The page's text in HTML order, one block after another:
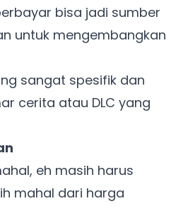
bisa jadi sumber
untuk mengembangkan
sangat spesifik dan
cerita atau DLC yang
eh masih harus
mahal dari harga